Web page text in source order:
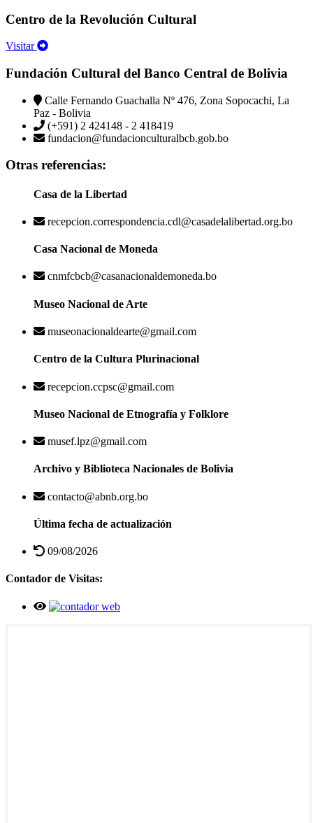
Centro de la Revolución Cultural
Visitar
Fundación Cultural del Banco Central de Bolivia
Calle Fernando Guachalla Nº 476, Zona Sopocachi, La
Paz - Bolivia
(+591) 2 424148 - 2 418419
fundacion@fundacionculturalbcb.gob.bo
Otras referencias:
Casa de la Libertad
recepcion.correspondencia.cdl@casadelalibertad.org.bo
Casa Nacional de Moneda
cnmfcbcb@casanacionaldemoneda.bo
Museo Nacional de Arte
museonacionaldearte@gmail.com
Centro de la Cultura Plurinacional
recepcion.ccpsc@gmail.com
Museo Nacional de Etnografía y Folklore
musef.lpz@gmail.com
Archivo y Biblioteca Nacionales de Bolivia
contacto@abnb.org.bo
Última fecha de actualización
09/08/2026
Contador de Visitas: